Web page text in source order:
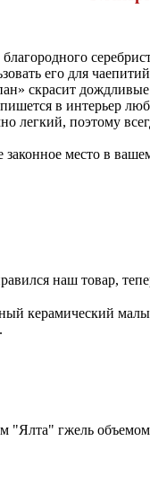
его для
скрасит
в интерьер
легкий, поэтому
место в
наш товар,
керамический
"Ялта" гжель